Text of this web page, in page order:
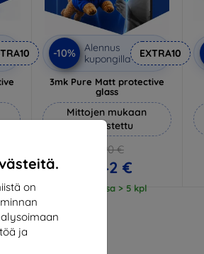
on
ja
-10%
Alennus
kupongilla
EXTRA10
3mk Pure Matt protective
glass
Mittojen mukaan
valmistettu
14,90 €
13,42 €
Varastossa > 5 kpl